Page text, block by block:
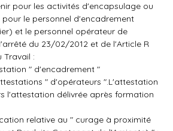
pour les activités d'encapsulage ou
le personnel d'encadrement
et le personnel opérateur de
du 23/02/2012 et de l'Article R
Travail :
" d'encadrement "
" d'opérateurs ".L'attestation
l'attestation délivrée après formation
relative au " curage à proximité